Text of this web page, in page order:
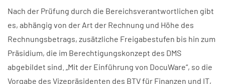
Nach der Prüfung durch die Bereichsverantwortlichen gibt
es, abhängig von der Art der Rechnung und Höhe des
Rechnungsbetrags, zusätzliche Freigabestufen bis hin zum
Präsidium, die im Berechtigungskonzept des DMS
abgebildet sind. „Mit der Einführung von DocuWare“, so die
Vorgabe des Vizepräsidenten des BTV für Finanzen und IT,